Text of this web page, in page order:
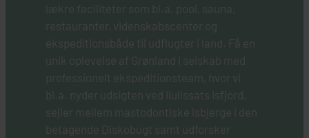
lækre faciliteter som bl.a. pool, sauna,
restauranter, videnskabscenter og
ekspeditionsbåde til udflugter i land. Få en
unik oplevelse af Grønland i selskab med
professionelt ekspeditionsteam, hvor vi
bl.a. nyder udsigten ved Ilulissats Isfjord,
sejler mellem mastodontiske isbjerge i den
betagende Diskobugt samt udforsker